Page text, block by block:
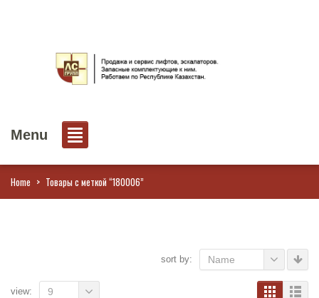
Menu
Home > Товары с меткой “180006”
sort by: Name
view: 9